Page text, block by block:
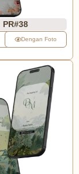
PR#38
Dengan Foto